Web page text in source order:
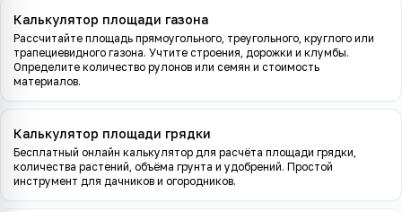
Калькулятор площади газона
Рассчитайте площадь прямоугольного, треугольного, круглого или
трапециевидного газона. Учтите строения, дорожки и клумбы.
Определите количество рулонов или семян и стоимость
материалов.
Калькулятор площади грядки
Бесплатный онлайн калькулятор для расчёта площади грядки,
количества растений, объёма грунта и удобрений. Простой
инструмент для дачников и огородников.